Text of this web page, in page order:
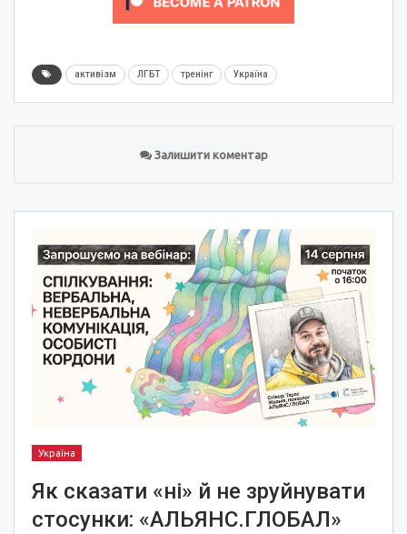
активізм ЛГБТ тренінг Україна
Залишити коментар
Україна
Як сказати «ні» й не зруйнувати
стосунки: «АЛЬЯНС.ГЛОБАЛ»